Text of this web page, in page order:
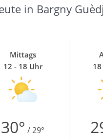
in Bargny
Mittags
12 - 18 Uhr
30° / 29°
Zur